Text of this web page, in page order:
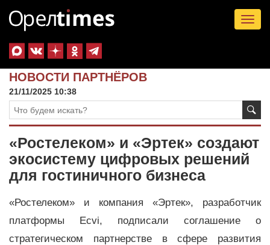
НОВОСТИ ПАРТНЁРОВ
21/11/2025 10:38
«Ростелеком» и «Эртек» создают
экосистему цифровых решений
для гостиничного бизнеса
«Ростелеком» и компания «Эртек», разработчик
платформы Ecvi, подписали соглашение о
стратегическом партнерстве в сфере развития